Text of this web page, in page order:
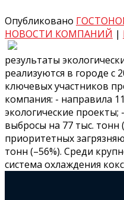
Опубликовано
НОВОСТИ КОМПАНИЙ |
результаты
реализуются в городе с
ключевых участников
компания: - направила
экологические проекты;
выбросы на 77 тыс. тонн
приоритетных
тонн (–56%). Среди
система охлаждения